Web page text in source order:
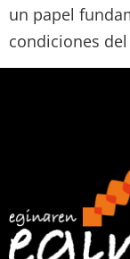
un papel
condiciones